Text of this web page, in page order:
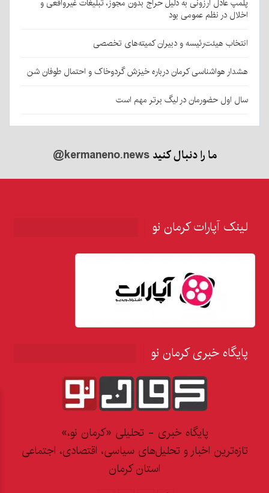
اخلال در نظم عمومی بود
انتخاب هیئت‌رئیسه و دبیران کمیته‌های تخصصی
هشدار هواشناسی کرمان درباره خیزش گردوخاک و احتمال طوفان شن
سال اول حضورمان در لیگ برتر مهم است
ما را دنبال کنید@kermaneno.news
لینک آپارات کرمان نو
پایگاه خبری کرمان نو
پایگاه خبری - تحلیلی «کرمان نو،»
تازه‌ترین اخبار و تحلیل‌های سیاسی، اقتصادی، اجتماعی
استان کرمان